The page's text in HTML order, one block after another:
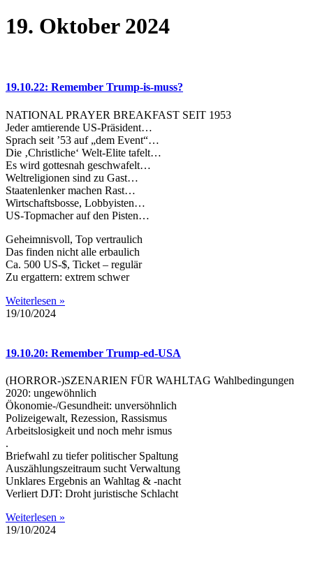
19. Oktober 2024
19.10.22: Remember Trump-is-muss?
NATIONAL PRAYER BREAKFAST SEIT 1953
Jeder amtierende US-Präsident…
Sprach seit ’53 auf „dem Event“…
Die ‚Christliche‘ Welt-Elite tafelt…
Es wird gottesnah geschwafelt…
Weltreligionen sind zu Gast…
Staatenlenker machen Rast…
Wirtschaftsbosse, Lobbyisten…
US-Topmacher auf den Pisten…
Geheimnisvoll, Top vertraulich
Das finden nicht alle erbaulich
Ca. 500 US-$, Ticket – regulär
Zu ergattern: extrem schwer
Weiterlesen »
19/10/2024
19.10.20: Remember Trump-ed-USA
(HORROR-)SZENARIEN FÜR WAHLTAG Wahlbedingungen
2020: ungewöhnlich
Ökonomie-/Gesundheit: unversöhnlich
Polizeigewalt, Rezession, Rassismus
Arbeitslosigkeit und noch mehr ismus
.
Briefwahl zu tiefer politischer Spaltung
Auszählungszeitraum sucht Verwaltung
Unklares Ergebnis an Wahltag & -nacht
Verliert DJT: Droht juristische Schlacht
Weiterlesen »
19/10/2024